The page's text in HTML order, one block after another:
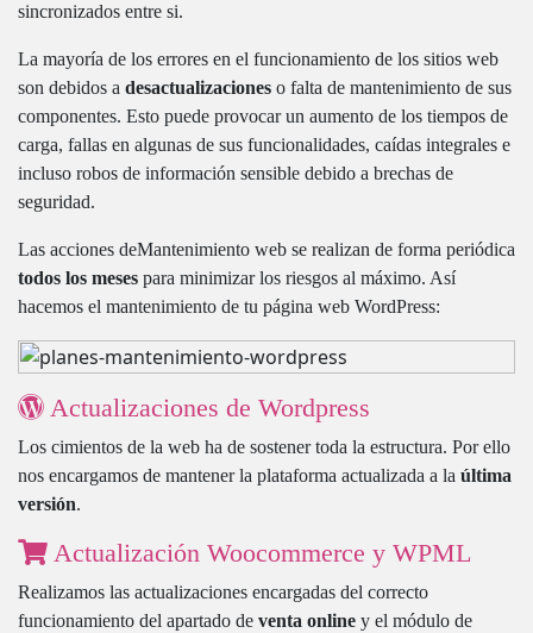
sincronizados entre si.
La mayoría de los errores en el funcionamiento de los sitios web
son debidos a desactualizaciones o falta de mantenimiento de sus
componentes. Esto puede provocar un aumento de los tiempos de
carga, fallas en algunas de sus funcionalidades, caídas integrales e
incluso robos de información sensible debido a brechas de
seguridad.
Las acciones deMantenimiento web se realizan de forma periódica
todos los meses para minimizar los riesgos al máximo. Así
hacemos el mantenimiento de tu página web WordPress:
Actualizaciones de Wordpress
Los cimientos de la web ha de sostener toda la estructura. Por ello
nos encargamos de mantener la plataforma actualizada a la última
versión.
Actualización Woocommerce y WPML
Realizamos las actualizaciones encargadas del correcto
funcionamiento del apartado de venta online y el módulo de